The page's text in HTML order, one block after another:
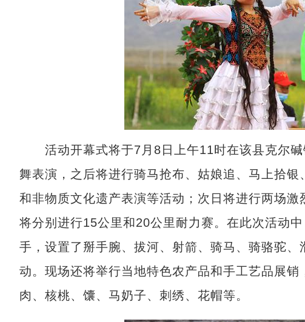
活动开幕式将于7月8日上午11时在该县克尔碱
舞表演，之后将进行骑马抢布、姑娘追、马上拾
和非物质文化遗产表演等活动；次日将进行两场
将分别进行15公里和20公里耐力赛。在此次活动
手，设置了掰手腕、拔河、射箭、骑马、骑骆驼
动。现场还将举行当地特色农产品和手工艺品展
肉、核桃、馕、马奶子、刺绣、花帽等。